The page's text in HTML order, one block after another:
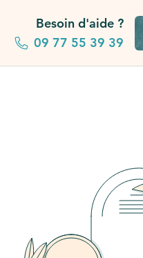
Besoin d'aide ?
09 77 55 39 39